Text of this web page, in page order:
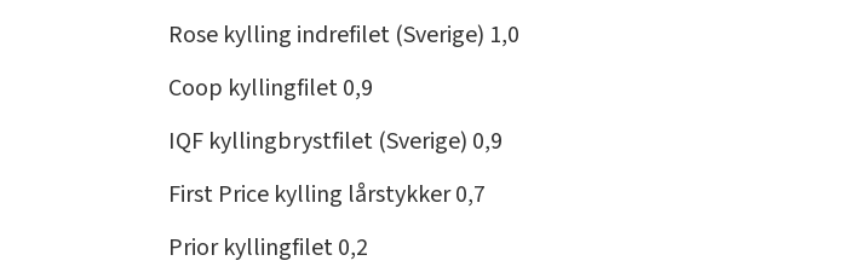
Rose kylling indrefilet (Sverige) 1,0
Coop kyllingfilet 0,9
IQF kyllingbrystfilet (Sverige) 0,9
First Price kylling lårstykker 0,7
Prior kyllingfilet 0,2